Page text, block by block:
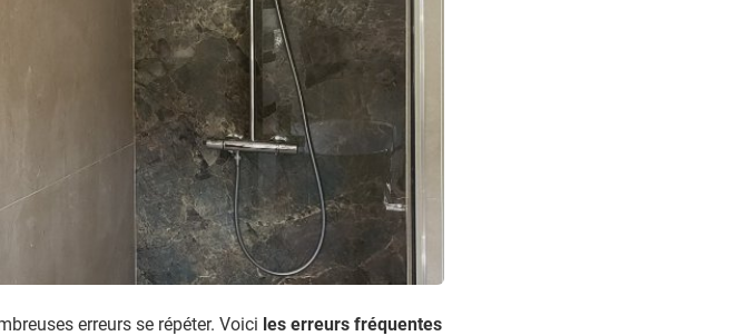
erreurs se répéter. Voici les erreurs fréquentes